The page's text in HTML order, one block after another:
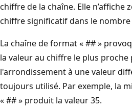
chiffre de la chaîne. Elle n’affiche
chiffre significatif dans le nombre
La chaîne de format « ## »
la valeur au chiffre le plus proche
l'arrondissement à une valeur
toujours utilisé. Par exemple, la
« ## » produit la valeur 35.